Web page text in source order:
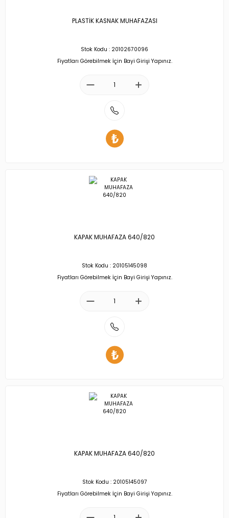
PLASTİK KASNAK MUHAFAZASI
Stok Kodu : 20102670096
Fiyatları Görebilmek İçin Bayi Girişi Yapınız.
KAPAK MUHAFAZA 640/820
Stok Kodu : 20105145098
Fiyatları Görebilmek İçin Bayi Girişi Yapınız.
KAPAK MUHAFAZA 640/820
Stok Kodu : 20105145097
Fiyatları Görebilmek İçin Bayi Girişi Yapınız.